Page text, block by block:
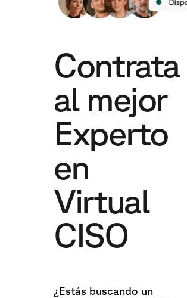
Contrata
al mejor
Experto
en
Virtual
CISO
¿Estás buscando un